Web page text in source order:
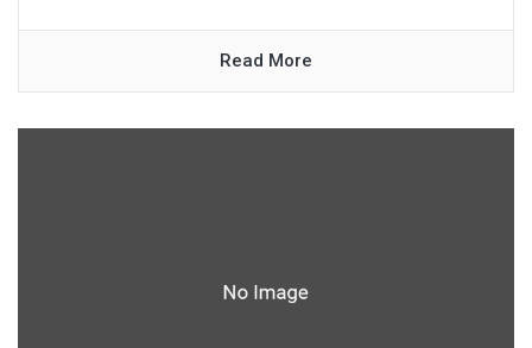
Read More